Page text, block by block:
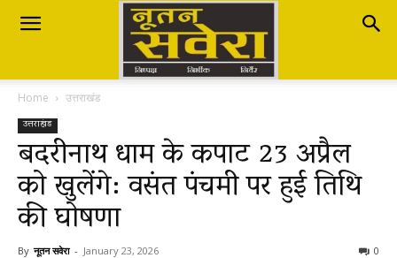
Nutan
Savera
नूतन
सवेरा
Home उत्तराखंड
उत्तराखंड
बदरीनाथ धाम के कपाट 23 अप्रैल
को खुलेंगे: वसंत पंचमी पर हुई तिथि
की घोषणा
By नूतन सवेरा - January 23, 2026 0